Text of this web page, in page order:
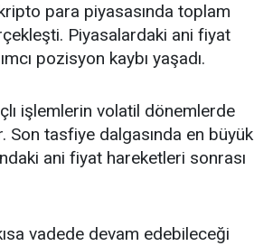
para piyasasında toplam
Piyasalardaki ani fiyat
pozisyon kaybı yaşadı.
işlemlerin volatil dönemlerde
tasfiye dalgasında en büyük
ani fiyat hareketleri sonrası
vadede devam edebileceği